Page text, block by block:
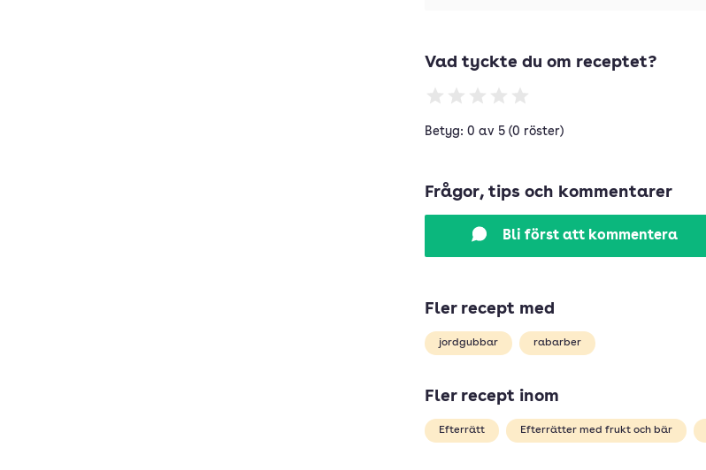
Vad tyckte du om receptet?
Betyg: 0 av 5 (0 röster)
Frågor, tips och kommentarer
Bli först att kommentera
Fler recept med
jordgubbar rabarber
Fler recept inom
Efterrätt Efterrätter med frukt och bär